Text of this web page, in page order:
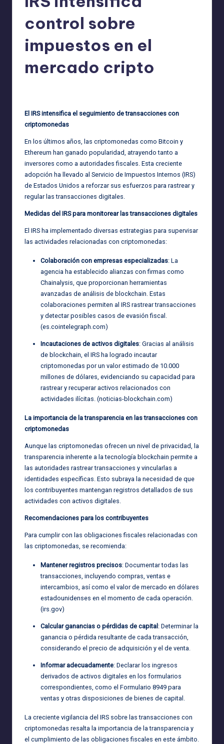
control sobre
impuestos en el
mercado cripto
El IRS intensifica el seguimiento de transacciones con
criptomonedas
En los últimos años, las criptomonedas como Bitcoin y
Ethereum han ganado popularidad, atrayendo tanto a
inversores como a autoridades fiscales. Esta creciente
adopción ha llevado al Servicio de Impuestos Internos (IRS)
de Estados Unidos a reforzar sus esfuerzos para rastrear y
regular las transacciones digitales.
Medidas del IRS para monitorear las transacciones digitales
El IRS ha implementado diversas estrategias para supervisar
las actividades relacionadas con criptomonedas:
Colaboración con empresas especializadas: La
agencia ha establecido alianzas con firmas como
Chainalysis, que proporcionan herramientas
avanzadas de análisis de blockchain. Estas
colaboraciones permiten al IRS rastrear transacciones
y detectar posibles casos de evasión fiscal.
(es.cointelegraph.com)
Incautaciones de activos digitales: Gracias al análisis
de blockchain, el IRS ha logrado incautar
criptomonedas por un valor estimado de 10.000
millones de dólares, evidenciando su capacidad para
rastrear y recuperar activos relacionados con
actividades ilícitas. (noticias-blockchain.com)
La importancia de la transparencia en las transacciones con
criptomonedas
Aunque las criptomonedas ofrecen un nivel de privacidad, la
transparencia inherente a la tecnología blockchain permite a
las autoridades rastrear transacciones y vincularlas a
identidades específicas. Esto subraya la necesidad de que
los contribuyentes mantengan registros detallados de sus
actividades con activos digitales.
Recomendaciones para los contribuyentes
Para cumplir con las obligaciones fiscales relacionadas con
las criptomonedas, se recomienda:
Mantener registros precisos: Documentar todas las
transacciones, incluyendo compras, ventas e
intercambios, así como el valor de mercado en dólares
estadounidenses en el momento de cada operación.
(irs.gov)
Calcular ganancias o pérdidas de capital : Determinar la
ganancia o pérdida resultante de cada transacción,
considerando el precio de adquisición y el de venta.
Informar adecuadamente: Declarar los ingresos
derivados de activos digitales en los formularios
correspondientes, como el Formulario 8949 para
ventas y otras disposiciones de bienes de capital.
La creciente vigilancia del IRS sobre las transacciones con
criptomonedas resalta la importancia de la transparencia y
el cumplimiento de las obligaciones fiscales en este ámbito.